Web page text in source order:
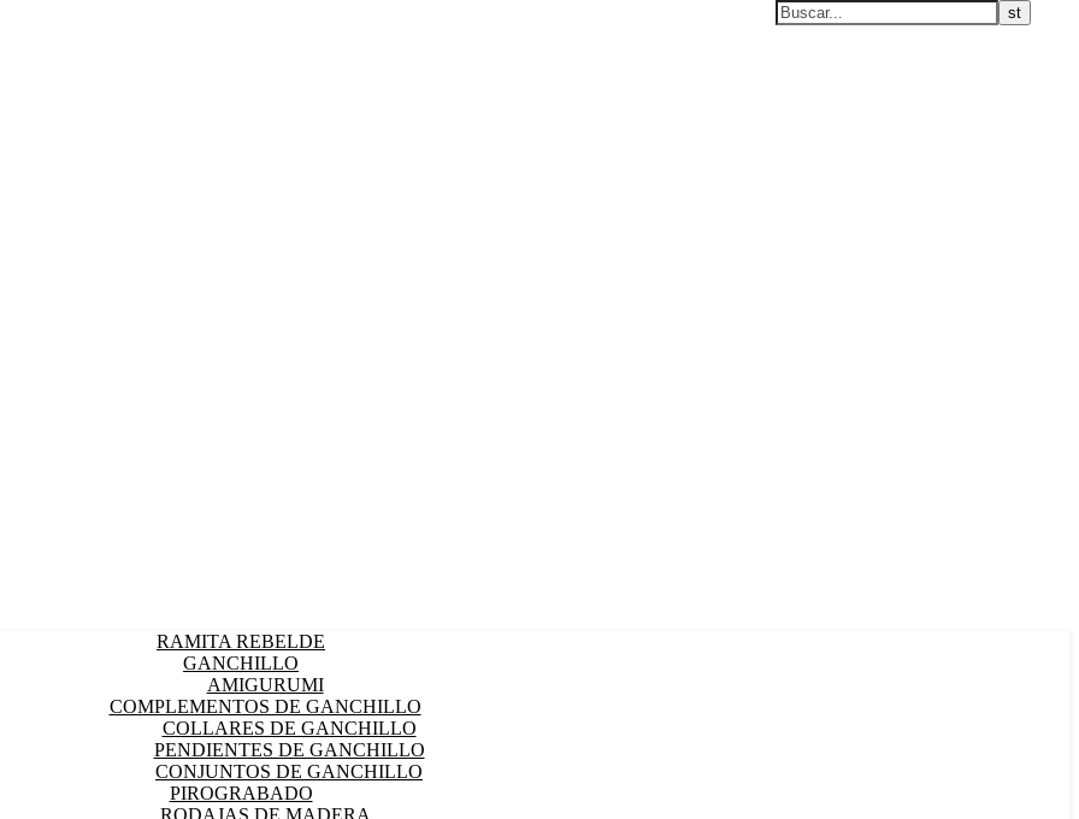
RAMITA REBELDE
GANCHILLO
AMIGURUMI
COMPLEMENTOS DE GANCHILLO
COLLARES DE GANCHILLO
PENDIENTES DE GANCHILLO
CONJUNTOS DE GANCHILLO
PIROGRABADO
RODAJAS DE MADERA